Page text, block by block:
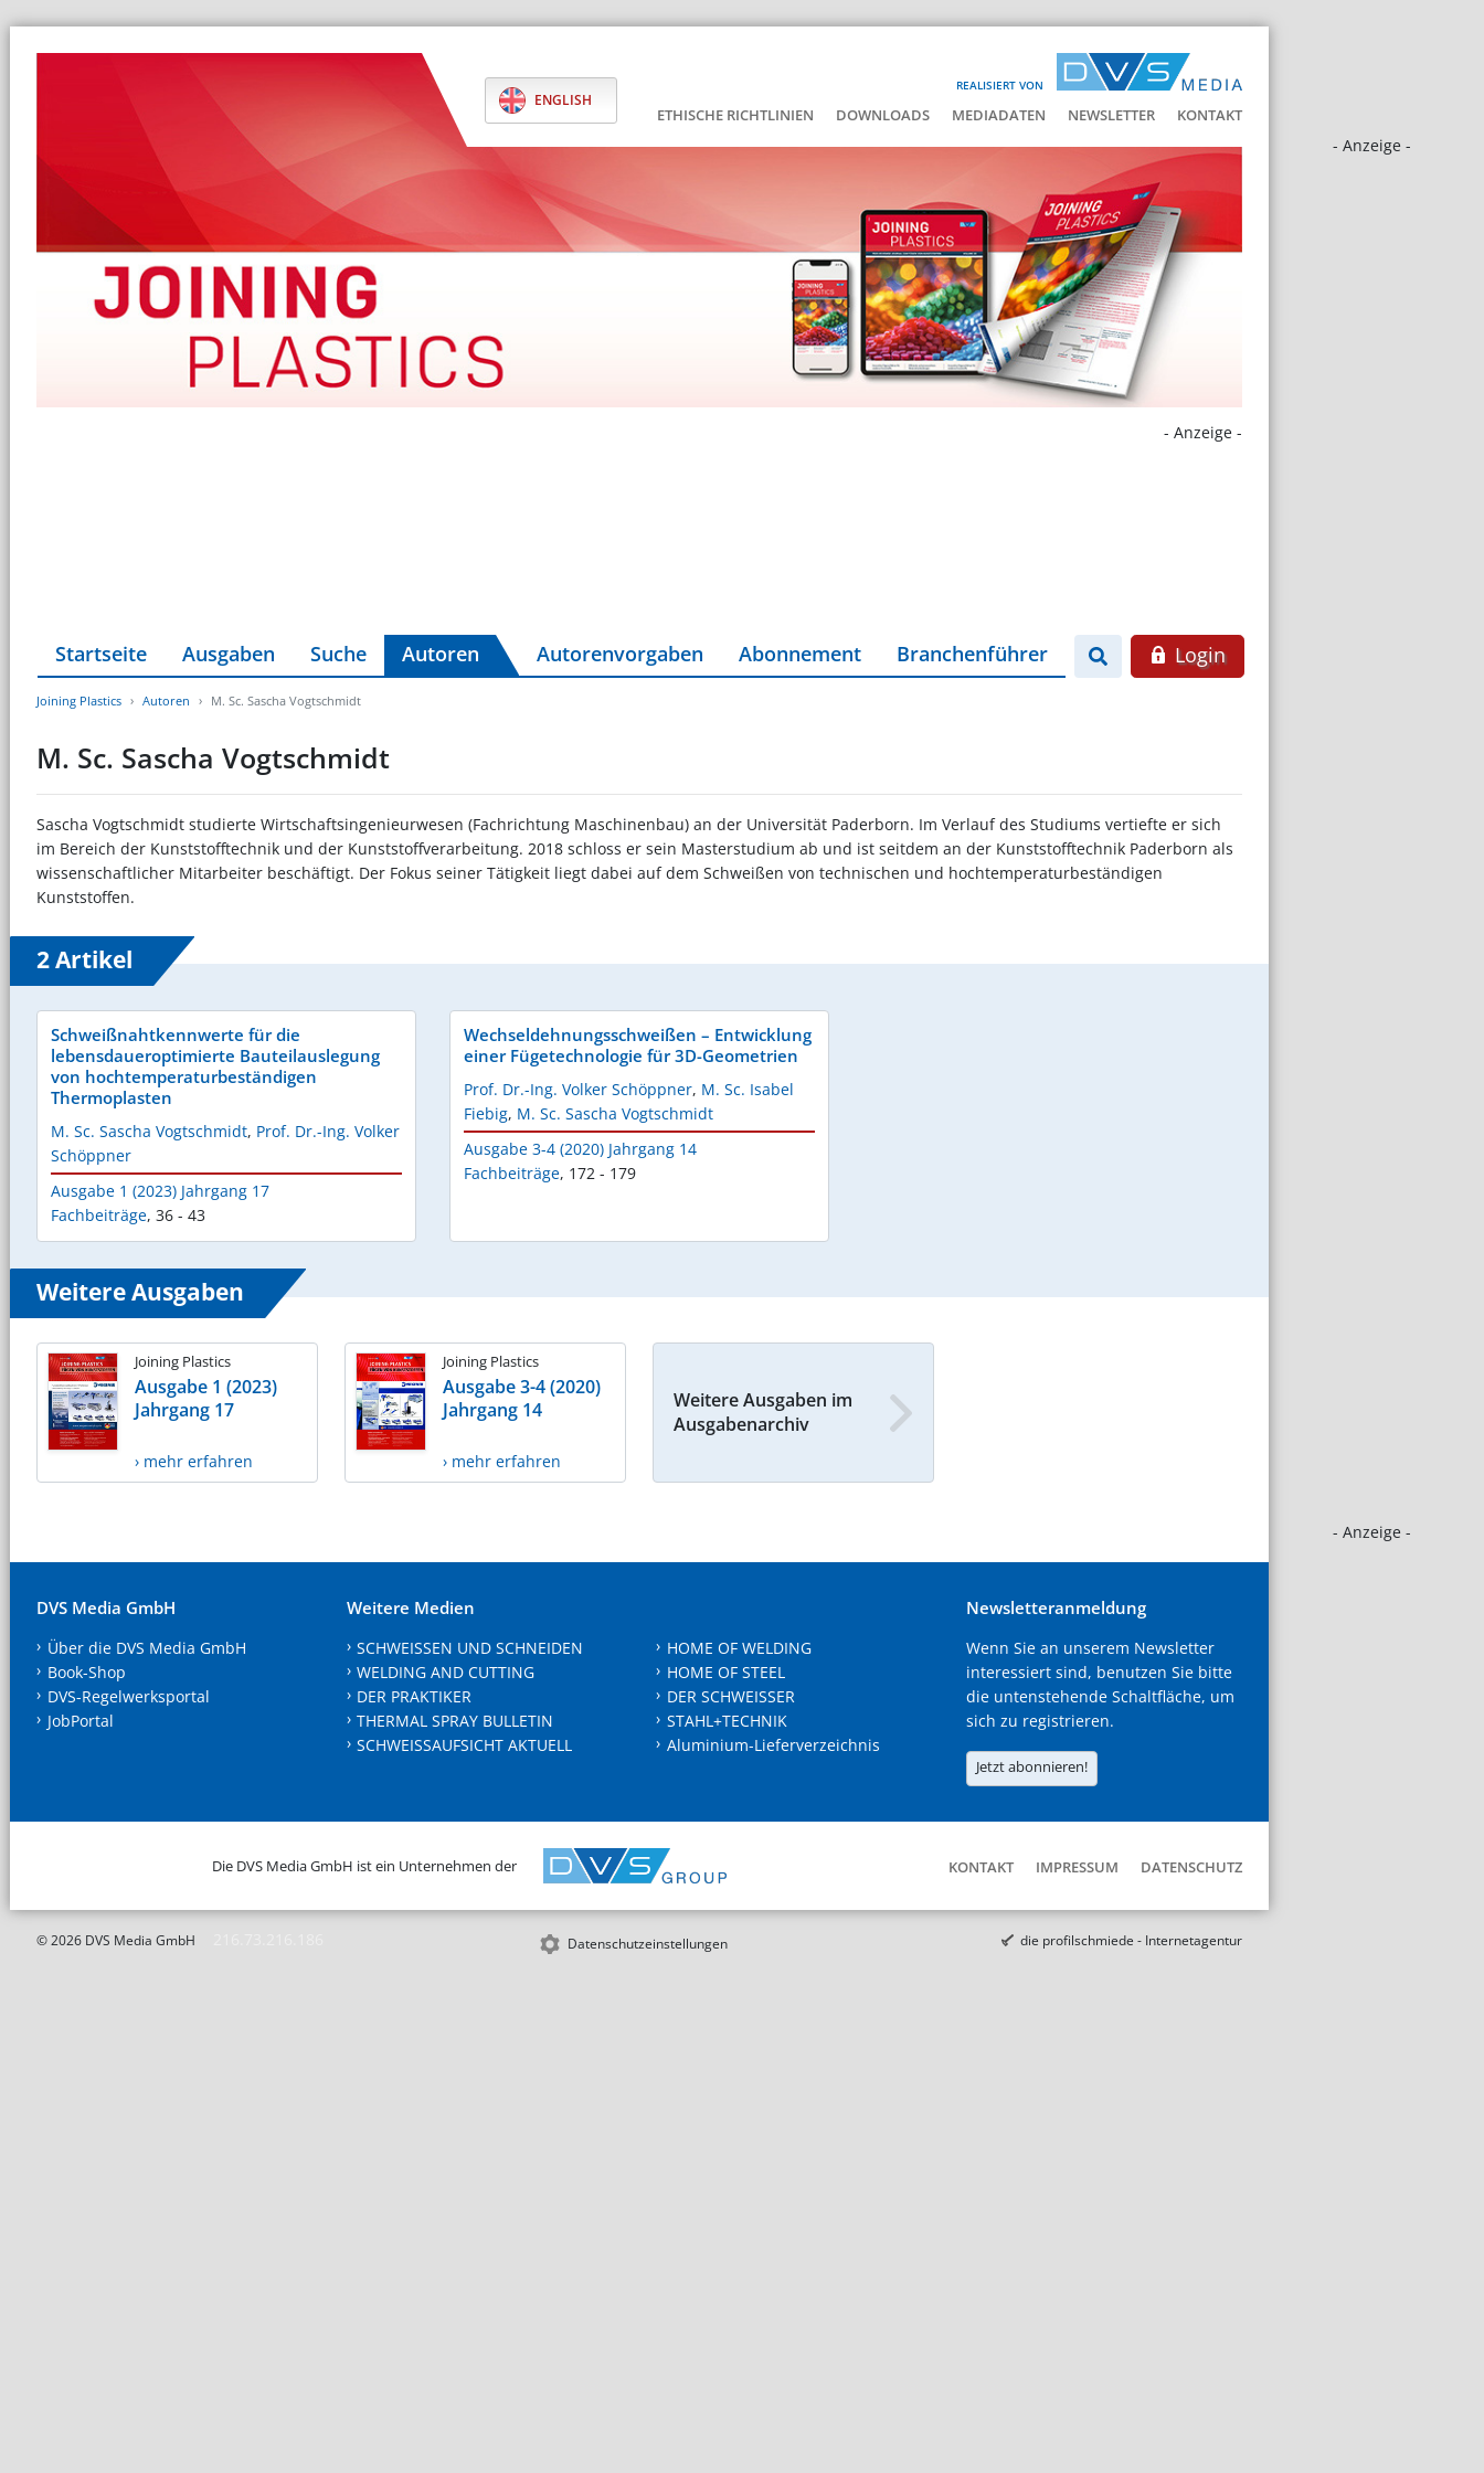
REALISIERT VON
ENGLISH
ETHISCHE RICHTLINIEN DOWNLOADS MEDIADATEN NEWSLETTER KONTAKT
- Anzeige -
- Anzeige -
- Anzeige -
Startseite Ausgaben Suche Autoren Autorenvorgaben Abonnement Branchenführer Login
Joining Plastics Autoren M. Sc. Sascha Vogtschmidt
M. Sc. Sascha Vogtschmidt
Sascha Vogtschmidt studierte Wirtschaftsingenieurwesen (Fachrichtung Maschinenbau) an der Universität Paderborn. Im Verlauf des Studiums vertiefte er sich
im Bereich der Kunststofftechnik und der Kunststoffverarbeitung. 2018 schloss er sein Masterstudium ab und ist seitdem an der Kunststofftechnik Paderborn als
wissenschaftlicher Mitarbeiter beschäftigt. Der Fokus seiner Tätigkeit liegt dabei auf dem Schweißen von technischen und hochtemperaturbeständigen
Kunststoffen.
2 Artikel
Schweißnahtkennwerte für die
lebensdaueroptimierte Bauteilauslegung
von hochtemperaturbeständigen
Thermoplasten
M. Sc. Sascha Vogtschmidt, Prof. Dr.-Ing. Volker
Schöppner
Ausgabe 1 (2023) Jahrgang 17
Fachbeiträge, 36 - 43
Wechseldehnungsschweißen – Entwicklung
einer Fügetechnologie für 3D-Geometrien
Prof. Dr.-Ing. Volker Schöppner, M. Sc. Isabel
Fiebig, M. Sc. Sascha Vogtschmidt
Ausgabe 3-4 (2020) Jahrgang 14
Fachbeiträge, 172 - 179
Weitere Ausgaben
Joining Plastics
Ausgabe 1 (2023)
Jahrgang 17
› mehr erfahren
Joining Plastics
Ausgabe 3-4 (2020)
Jahrgang 14
› mehr erfahren
Weitere Ausgaben im
Ausgabenarchiv
DVS Media GmbH
Über die DVS Media GmbH
Book-Shop
DVS-Regelwerksportal
JobPortal
Weitere Medien
SCHWEISSEN UND SCHNEIDEN
WELDING AND CUTTING
DER PRAKTIKER
THERMAL SPRAY BULLETIN
SCHWEISSAUFSICHT AKTUELL
HOME OF WELDING
HOME OF STEEL
DER SCHWEISSER
STAHL+TECHNIK
Aluminium-Lieferverzeichnis
Newsletteranmeldung
Wenn Sie an unserem Newsletter
interessiert sind, benutzen Sie bitte
die untenstehende Schaltfläche, um
sich zu registrieren.
Jetzt abonnieren!
Die DVS Media GmbH ist ein Unternehmen der KONTAKT IMPRESSUM DATENSCHUTZ
© 2026 DVS Media GmbH Datenschutzeinstellungen die profilschmiede - Internetagentur